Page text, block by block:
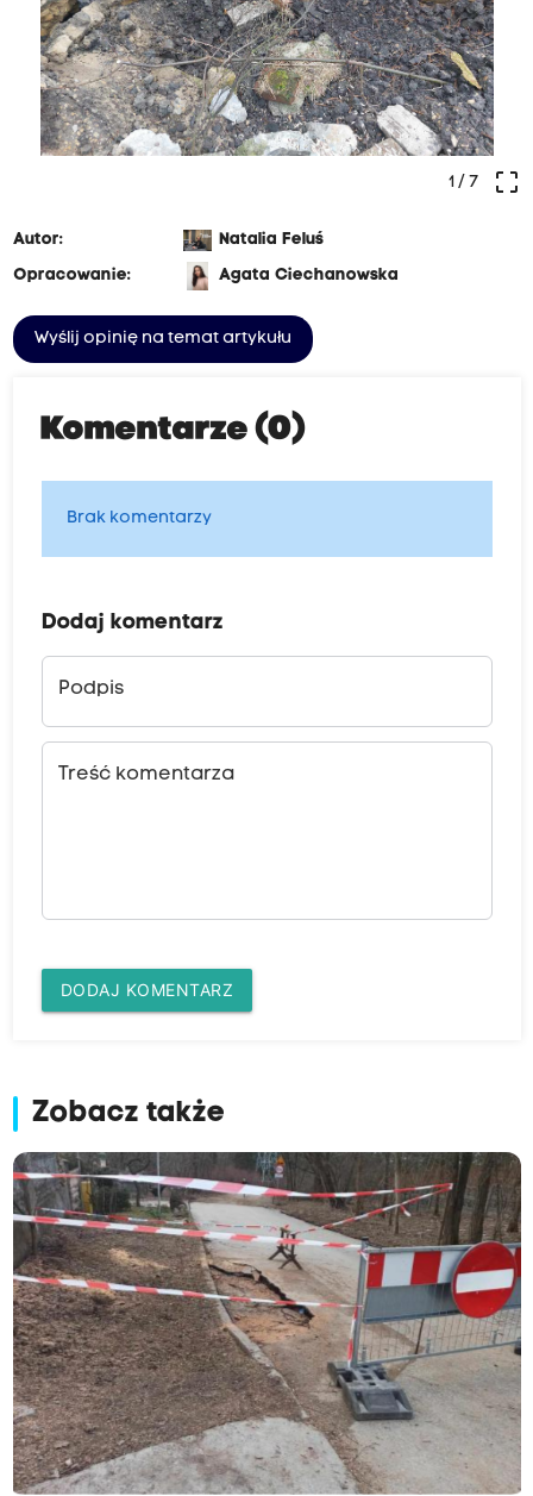
crop_free
1 / 7
Autor:
Natalia Feluś
Opracowanie:
Agata Ciechanowska
Wyślij opinię na temat artykułu
Komentarze (0)
Brak komentarzy
Dodaj komentarz
Podpis
Treść komentarza
DODAJ KOMENTARZ
Zobacz także